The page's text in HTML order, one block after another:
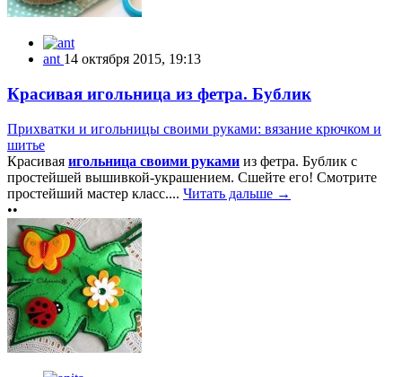
ant 14 октября 2015, 19:13
Красивая игольница из фетра. Бублик
Прихватки и игольницы своими руками: вязание крючком и
шитье
Красивая игольница своими руками из фетра. Бублик с
простейшей вышивкой-украшением. Сшейте его! Смотрите
простейший мастер класс.... Читать дальше →
••